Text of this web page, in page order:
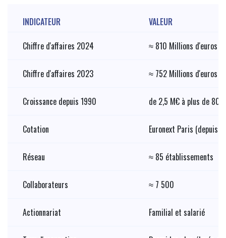
INDICATEUR
VALEUR
Chiffre d'affaires 2024
≈ 810 Millions d'euros
Chiffre d'affaires 2023 ≈ 752 Millions d'euros
Croissance depuis 1990 de 2,5 M€ à plus de
Cotation Euronext Paris (depuis
Réseau ≈ 85 établissements
Collaborateurs ≈ 7 500
Actionnariat Familial et salarié